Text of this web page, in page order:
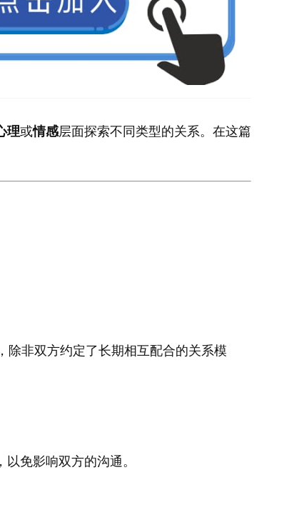
理或情感层面探索不同类型的关系。在这篇
除非双方约定了长期相互配合的关系模
免影响双方的沟通。